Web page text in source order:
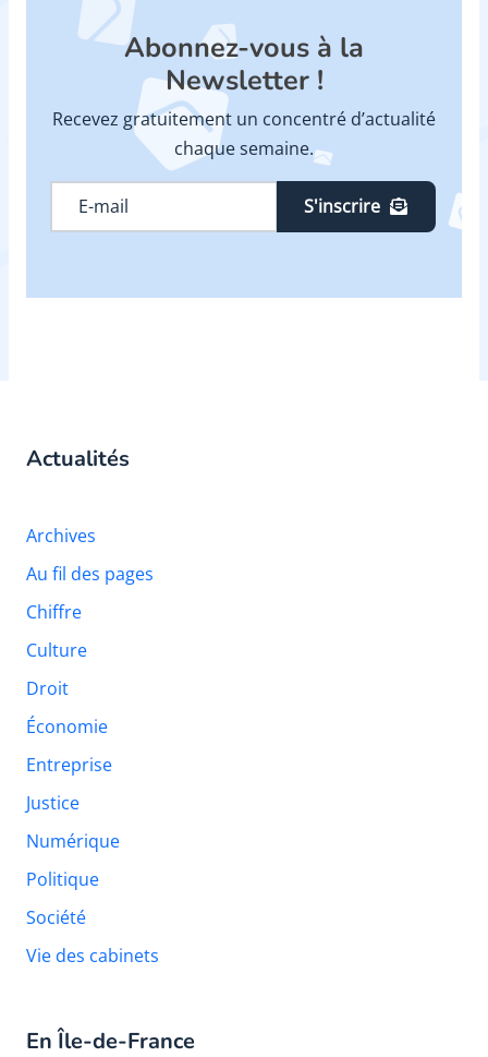
Abonnez-vous à la
Newsletter !
Recevez gratuitement un concentré d’actualité
chaque semaine.
S'inscrire
Actualités
Archives
Au fil des pages
Chiffre
Culture
Droit
Économie
Entreprise
Justice
Numérique
Politique
Société
Vie des cabinets
En Île-de-France